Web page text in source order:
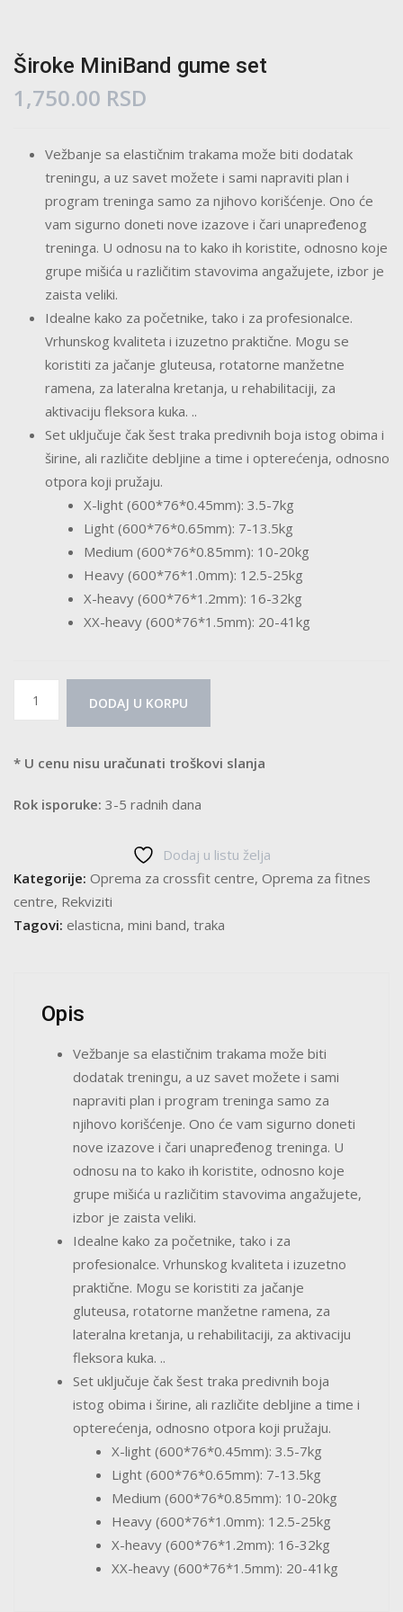
Široke MiniBand gume set
1,750.00 RSD
Vežbanje sa elastičnim trakama može biti dodatak
treningu, a uz savet možete i sami napraviti plan i
program treninga samo za njihovo korišćenje. Ono će
vam sigurno doneti nove izazove i čari unapređenog
treninga. U odnosu na to kako ih koristite, odnosno koje
grupe mišića u različitim stavovima angažujete, izbor je
zaista veliki.
Idealne kako za početnike, tako i za profesionalce.
Vrhunskog kvaliteta i izuzetno praktične. Mogu se
koristiti za jačanje gluteusa, rotatorne manžetne
ramena, za lateralna kretanja, u rehabilitaciji, za
aktivaciju fleksora kuka. ..
Set uključuje čak šest traka predivnih boja istog obima i
širine, ali različite debljine a time i opterećenja, odnosno
otpora koji pružaju.
X-light (600*76*0.45mm): 3.5-7kg
Light (600*76*0.65mm): 7-13.5kg
Medium (600*76*0.85mm): 10-20kg
Heavy (600*76*1.0mm): 12.5-25kg
X-heavy (600*76*1.2mm): 16-32kg
XX-heavy (600*76*1.5mm): 20-41kg
set
DODAJ U KORPU
* U cenu nisu uračunati troškovi slanja
Rok isporuke: 3-5 radnih dana
Dodaj u listu želja
Kategorije: Oprema za crossfit centre, Oprema za fitnes
centre, Rekviziti
Tagovi: elasticna, mini band, traka
Opis
Vežbanje sa elastičnim trakama može biti
dodatak treningu, a uz savet možete i sami
napraviti plan i program treninga samo za
njihovo korišćenje. Ono će vam sigurno doneti
nove izazove i čari unapređenog treninga. U
odnosu na to kako ih koristite, odnosno koje
grupe mišića u različitim stavovima angažujete,
izbor je zaista veliki.
Idealne kako za početnike, tako i za
profesionalce. Vrhunskog kvaliteta i izuzetno
praktične. Mogu se koristiti za jačanje
gluteusa, rotatorne manžetne ramena, za
lateralna kretanja, u rehabilitaciji, za aktivaciju
fleksora kuka. ..
Set uključuje čak šest traka predivnih boja
istog obima i širine, ali različite debljine a time i
opterećenja, odnosno otpora koji pružaju.
X-light (600*76*0.45mm): 3.5-7kg
Light (600*76*0.65mm): 7-13.5kg
Medium (600*76*0.85mm): 10-20kg
Heavy (600*76*1.0mm): 12.5-25kg
X-heavy (600*76*1.2mm): 16-32kg
XX-heavy (600*76*1.5mm): 20-41kg